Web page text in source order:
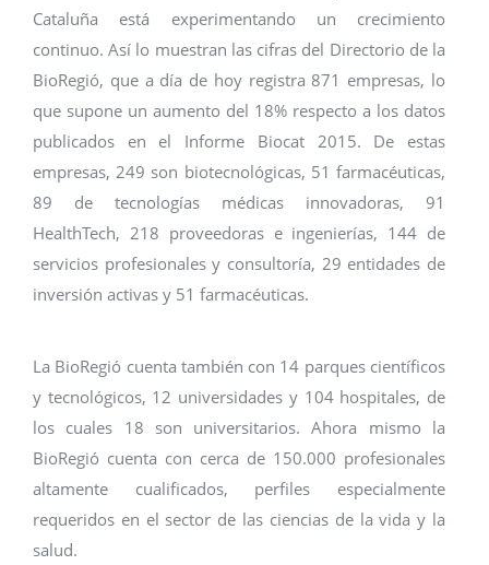
Cataluña está experimentando un crecimiento
continuo. Así lo muestran las cifras del Directorio de la
BioRegió, que a día de hoy registra 871 empresas, lo
que supone un aumento del 18% respecto a los datos
publicados en el Informe Biocat 2015. De estas
empresas, 249 son biotecnológicas, 51 farmacéuticas,
89 de tecnologías médicas innovadoras, 91
HealthTech, 218 proveedoras e ingenierías, 144 de
servicios profesionales y consultoría, 29 entidades de
inversión activas y 51 farmacéuticas.
La BioRegió cuenta también con 14 parques científicos
y tecnológicos, 12 universidades y 104 hospitales, de
los cuales 18 son universitarios. Ahora mismo la
BioRegió cuenta con cerca de 150.000 profesionales
altamente cualificados, perfiles especialmente
requeridos en el sector de las ciencias de la vida y la
salud.